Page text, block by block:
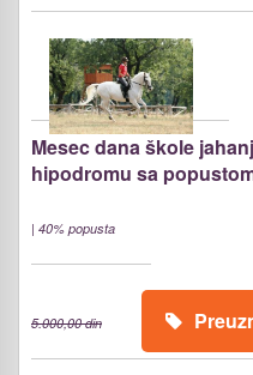
Mesec dana škole
hipodromu sa
| 40% popusta
5.000,00 din